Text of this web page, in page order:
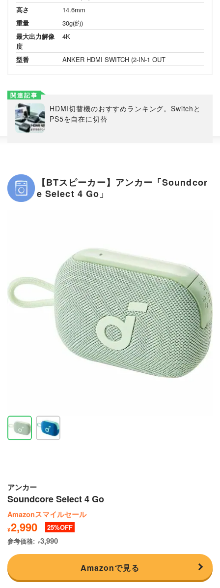
高さ
14.6mm
重量
30g(約)
最大出力解像
度
4K
型番 ANKER HDMI SWITCH (2-IN-1 OUT
関連記事
HDMI切替機のおすすめランキング。Switchと
PS5を自在に切替
【BTスピーカー】アンカー「Soundcor
e Select 4 Go」
アンカー
Soundcore Select 4 Go
Amazonスマイルセール
¥2,990
25
参考価格:
¥3,990
Amazonで見る